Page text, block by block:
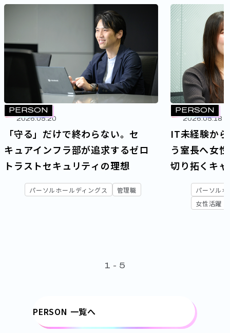
PERSON 一覧へ
PERSON
2026.05.20
「守る」だけで終わらない。セ
キュアインフラ部が追求するゼロ
トラストセキュリティの理想
パーソルホールディングス 管理職
PERSON
2026.05.18
IT未経験か
う室長へ――女
切り拓くキ
パーソル
女性活躍
1 - 5